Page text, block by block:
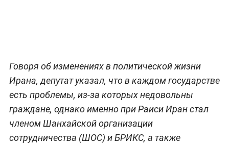
Говоря об изменениях в политической жизни
Ирана, депутат указал, что в каждом государстве
есть проблемы, из-за которых недовольны
граждане, однако именно при Раиси Иран стал
членом Шанхайской организации
сотрудничества (ШОС) и БРИКС, а также